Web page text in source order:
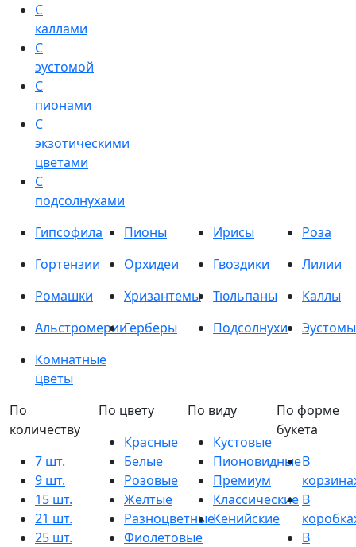
С
каллами
С
эустомой
С
пионами
С
экзотическими
цветами
С
подсолнухами
Гипсофила Пионы Ирисы
Роза
Гортензии
Орхидеи Гвоздики
Лилии
Ромашки
Хризантемы Тюльпаны
Каллы
АльстромерииГерберы Подсолнухи
Эустомы
Комнатные
цветы
По
количеству
7 шт.
9 шт.
15 шт.
21 шт.
25 шт.
По цвету
Красные
Белые
Розовые
Желтые
Разноцветные
Фиолетовые
По виду
Кустовые
Пионовидные
Премиум
Классические
Кенийские
По форме
букета
В
В
В